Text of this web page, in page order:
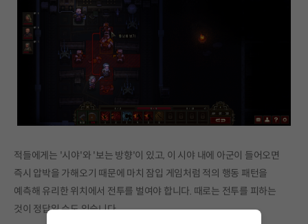
적들에게는 '시야'와 '보는 방향'이 있고, 이 시야 내에 아군이 들어오면
즉시 압박을 가해오기 때문에 마치 잠입 게임처럼 적의 행동 패턴을
예측해 유리한 위치에서 전투를 벌여야 합니다. 때로는 전투를 피하는
것이 정답일 수도 있습니다.